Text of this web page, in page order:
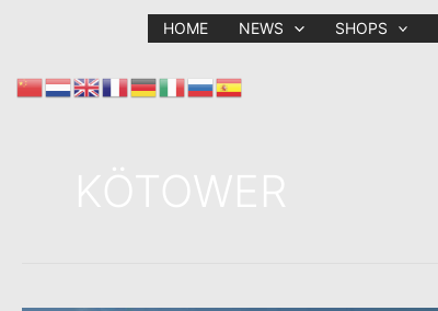
HOME NEWS SHOPS